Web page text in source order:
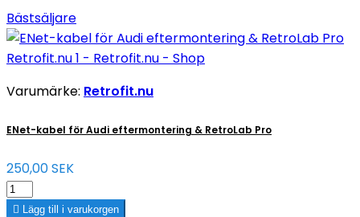
Bästsäljare
Varumärke: Retrofit.nu
ENet-kabel för Audi eftermontering & RetroLab Pro
250,00 SEK
 Lägg till i varukorgen